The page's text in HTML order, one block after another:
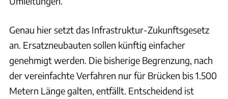
Genau hier setzt das Infrastruktur-Zukunftsgesetz
an. Ersatzneubauten sollen künftig einfacher
genehmigt werden. Die bisherige Begrenzung, nach
der vereinfachte Verfahren nur für Brücken bis 1.500
Metern Länge galten, entfällt. Entscheidend ist